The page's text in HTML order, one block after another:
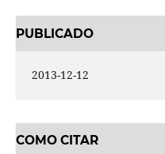
PUBLICADO
2013-12-12
COMO CITAR